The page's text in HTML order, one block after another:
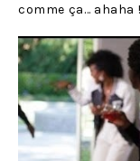
comme ça… ahaha